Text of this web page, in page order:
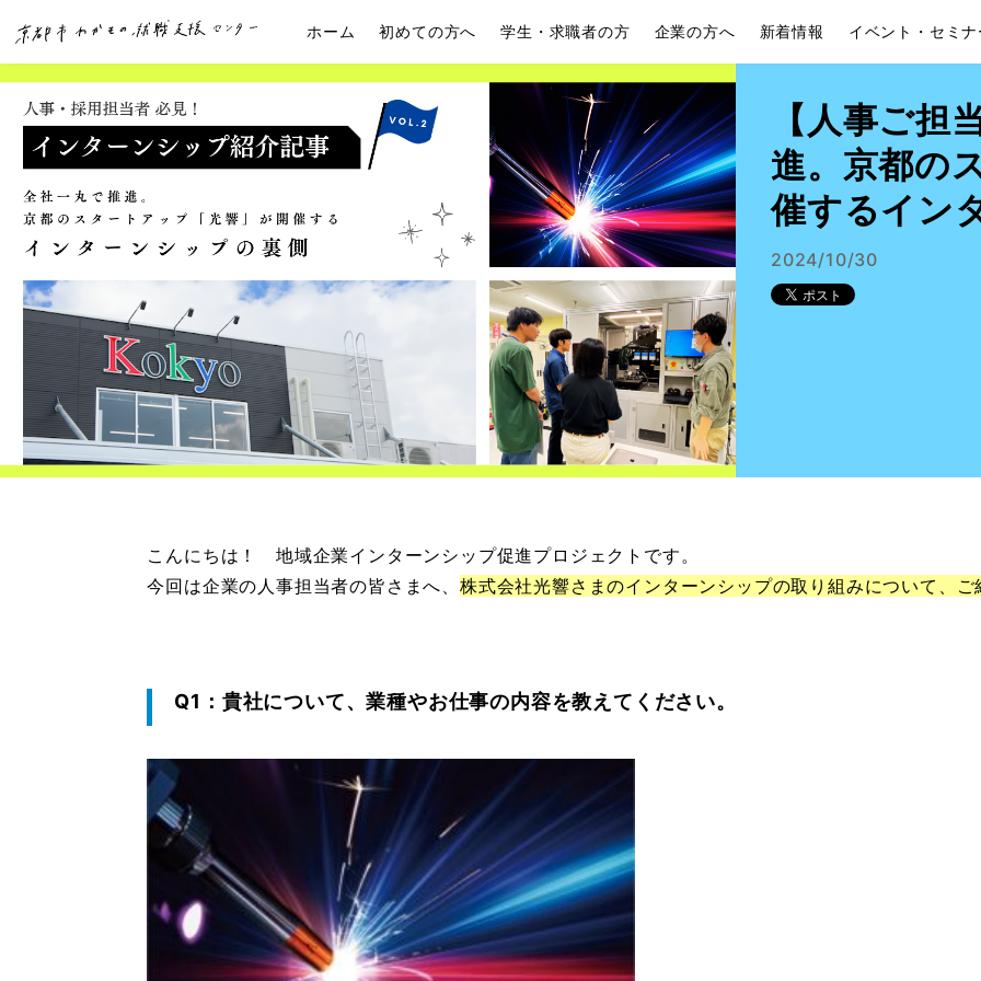
ホーム 初めての方へ 学生・求職者の方 企業の方へ 新着情報 イベント・セミナ
【人事ご担
進。京都の
催するイン
2024/10/30
こんにちは！ 地域企業インターンシップ促進プロジェクトです。
今回は企業の人事担当者の皆さまへ、株式会社光響さまのインターンシップの取り組みについて、ご
Q1：貴社について、業種やお仕事の内容を教えてください。